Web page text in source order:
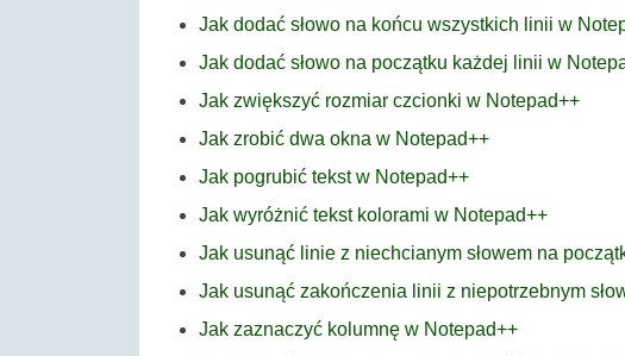
Jak dodać słowo na końcu wszystkich linii w
Jak dodać słowo na początku każdej linii w
Jak zwiększyć rozmiar czcionki w Notepad++
Jak zrobić dwa okna w Notepad++
Jak pogrubić tekst w Notepad++
Jak wyróżnić tekst kolorami w Notepad++
Jak usunąć linie z niechcianym słowem na
Jak usunąć zakończenia linii z niepotrzebnym
Jak zaznaczyć kolumnę w Notepad++